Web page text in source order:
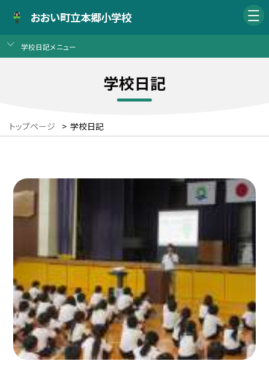
おおい町立本郷小学校
学校日記メニュー
学校日記
トップページ > 学校日記